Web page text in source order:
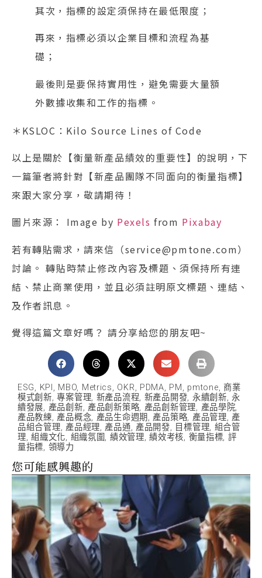
其次，指標的設定須保持在最低限度；
再來，指標必須以企業目標和流程為基
礎；
最後則是要保持實用性，避免需要大量額
外數據收集和工作的指標。
＊KSLOC：Kilo Source Lines of Code
以上是關於【衡量新產品績效的重要性】的說明，下
一篇筆者將針對【新產品團隊不同面向的衡量指標】
來跟大家分享，敬請期待！
圖片來源： Image by Pexels from Pixabay
若有轉貼需求，請來信（service@pmtone.com）
討論。 轉貼時禁止修改內容及標題、須保持所有連
結、禁止商業使用，並且必須註明原文標題、連結、
及作者訊息。
覺得這篇文章好嗎？ 請分享給您的朋友吧~
ESG, KPI , MBO, Metrics, OKR, PDMA, PM, pmtone, 商業
模式創新,專案管理, 新產品流程, 新產品開發, 永續創新,永
續發展, 產品創新, 產品創新策略, 產品創新管理, 產品學院,
產品教練, 產品概念, 產品生命週期, 產品策略, 產品管理, 產
品組合管理, 產品經理, 產品通, 產品開發, 目標管理, 組合管
理,組織文化, 組織氛圍, 績效管理,績效考核, 衡量指標, 評
量指標, 領導力
您可能感興趣的